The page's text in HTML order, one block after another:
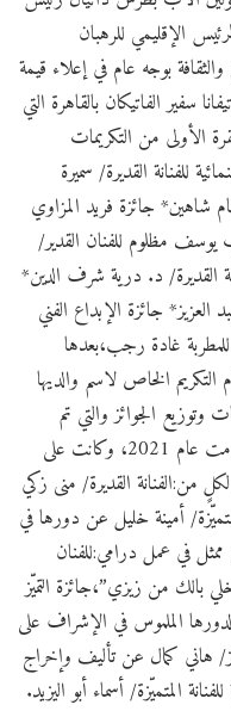
الإقليمي للرهبان
بوجه عام في إعلاء قيمة
سفير الفاتيكان بالقاهرة التي
الأولى من التكريمات
للفنانة القديرة/ سميرة
شاهين* جائزة فريد المزاوي
مظلوم للفنان القدير/
القديرة/ د. درية شرف الدين*
العزيز* جائزة الإبداع الفني
غادة رجب،​بعدها
التكريم الخاص لاسم والديها
وتوزيع الجوائز والتي تم
خلالها توزيع جوائز للأعمال الدرامية التي قُدمت عام 2021، وكانت على
من:الفنانة القديرة/ منى زكي
أمينة خليل ​عن دورها في
في عمل درامي:للفنان
بالك من زيزي”،جائزة التميّز
الملموس في الإشراف على
هاني كمال ​عن تأليف وإخراج
المتميّزة/ أسماء أبو اليزيد.